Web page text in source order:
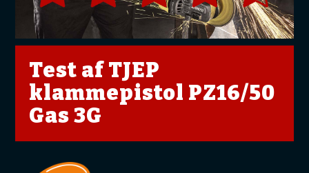
Test af TJEP
klammepistol PZ16/50
Gas 3G